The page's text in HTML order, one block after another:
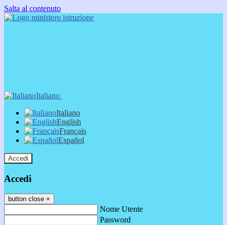
Salta al contenuto
Italiano
Italiano
English
Français
Español
Accedi
Accedi
button close ×
Nome Utente
Password